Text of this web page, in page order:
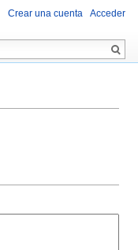
Crear una cuenta Acceder